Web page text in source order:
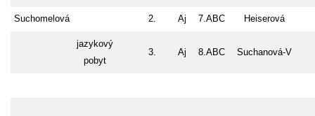
Suchomelová 2. Aj 7.ABC Heiserová
jazykový
pobyt
3. Aj 8.ABC Suchanová-V